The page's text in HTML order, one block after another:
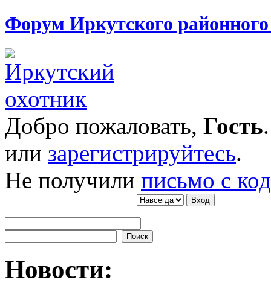
Форум Иркутского
Добро пожаловать, Гость
или зарегистрируйтесь.
Не получили письмо с
Новости: